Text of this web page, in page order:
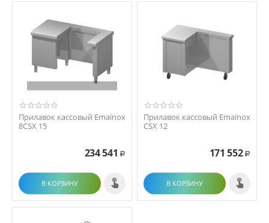
Прилавок кассовый Emainox
8CSX 15
234 541 Р
В КОРЗИНУ
Прилавок кассовый Emainox
CSX 12
171 552 Р
В КОРЗИНУ